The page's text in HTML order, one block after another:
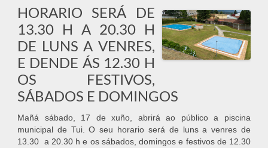
HORARIO SERÁ DE
13.30 H A 20.30 H
DE LUNS A VENRES,
E DENDE ÁS 12.30 H
OS FESTIVOS,
SÁBADOS E DOMINGOS
Mañá sábado, 17 de xuño, abrirá ao público a piscina
municipal de Tui. O seu horario será de luns a venres de
13.30 a 20.30 h e os sábados, domingos e festivos de 12.30